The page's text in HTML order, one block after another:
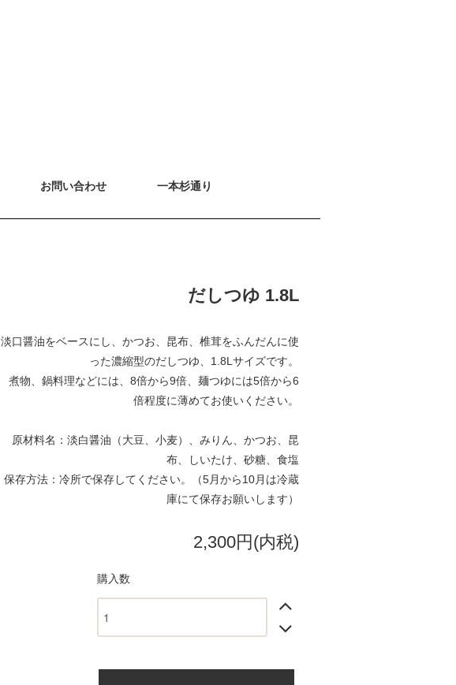
お問い合わせ 一本杉通り
だしつゆ 1.8L
淡口醤油をベースにし、かつお、昆布、椎茸をふんだんに使
った濃縮型のだしつゆ、1.8Lサイズです。
煮物、鍋料理などには、8倍から9倍、麺つゆには5倍から6
倍程度に薄めてお使いください。
原材料名：淡白醤油（大豆、小麦）、みりん、かつお、昆
布、しいたけ、砂糖、食塩
保存方法：冷所で保存してください。（5月から10月は冷蔵
庫にて保存お願いします）
2,300円(内税)
購入数